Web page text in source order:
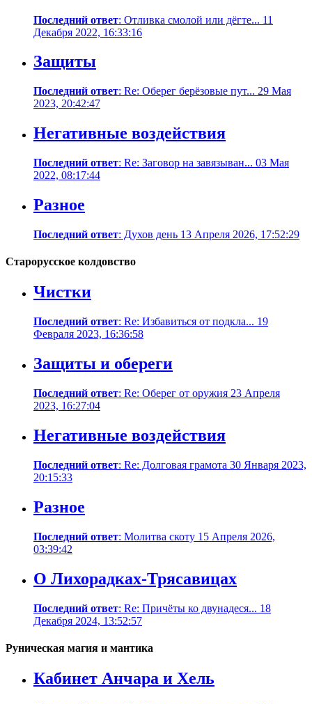
Последний ответ: Отливка смолой или дёгте... 11
Декабря 2022, 16:33:16
Защиты
Последний ответ: Re: Оберег берёзовые пут... 29 Мая
2023, 20:42:47
Негативные воздействия
Последний ответ: Re: Заговор на завязыван... 03 Мая
2022, 08:17:44
Разное
Последний ответ: Духов день 13 Апреля 2026, 17:52:29
Старорусское колдовство
Чистки
Последний ответ: Re: Избавиться от подкла... 19
Февраля 2023, 16:36:58
Защиты и обереги
Последний ответ: Re: Оберег от оружия 23 Апреля
2023, 16:27:04
Негативные воздействия
Последний ответ: Re: Долговая грамота 30 Января 2023,
20:15:33
Разное
Последний ответ: Молитва скоту 15 Апреля 2026,
03:39:42
О Лихорадках-Трясавицах
Последний ответ: Re: Причёты ко двунадеся... 18
Декабря 2024, 13:52:57
Руническая магия и мантика
Кабинет Анчара и Хель